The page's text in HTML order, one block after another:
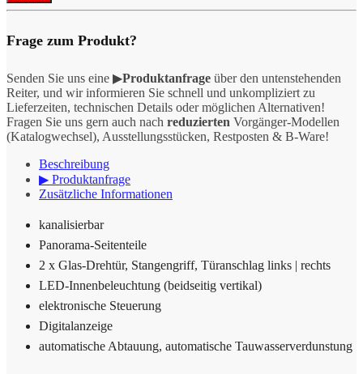
Frage zum Produkt?
Senden Sie uns eine ▶Produktanfrage über den untenstehenden
Reiter, und wir informieren Sie schnell und unkompliziert zu
Lieferzeiten, technischen Details oder möglichen Alternativen!
Fragen Sie uns gern auch nach reduzierten Vorgänger-Modellen
(Katalogwechsel), Ausstellungsstücken, Restposten & B-Ware!
Beschreibung
▶ Produktanfrage
Zusätzliche Informationen
kanalisierbar
Panorama-Seitenteile
2 x Glas-Drehtür, Stangengriff, Türanschlag links | rechts
LED-Innenbeleuchtung (beidseitig vertikal)
elektronische Steuerung
Digitalanzeige
automatische Abtauung, automatische Tauwasserverdunstung